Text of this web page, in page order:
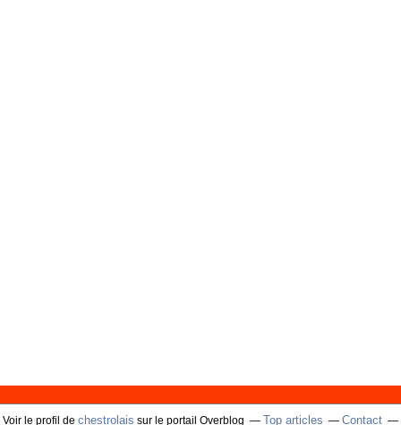
Voir le profil de chestrolais sur le portail Overblog Top articles Contact